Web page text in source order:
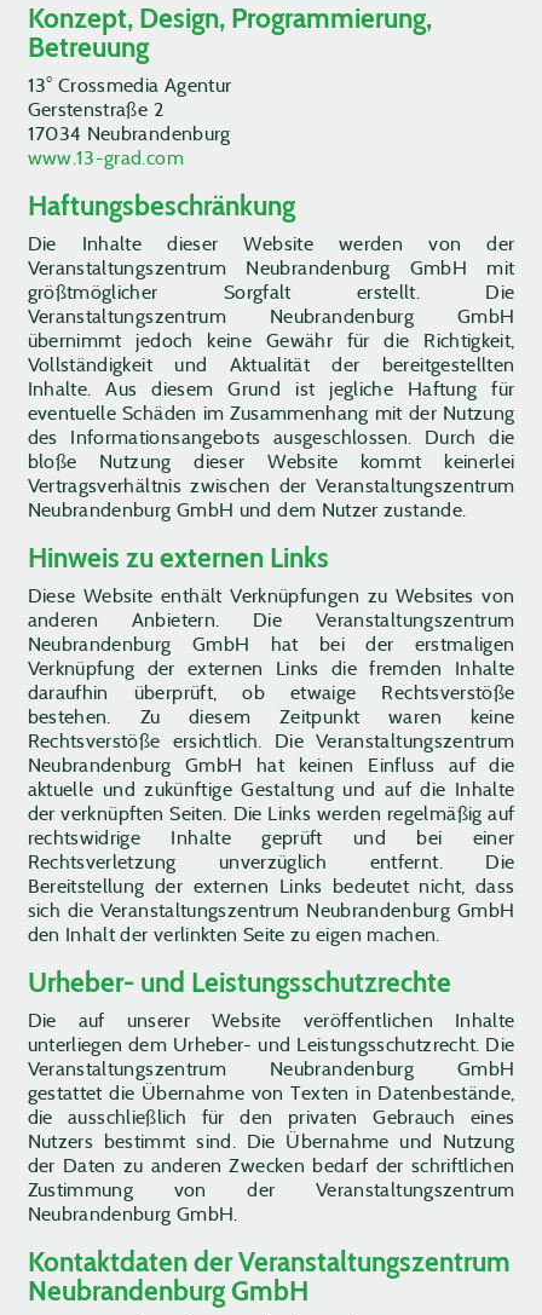
Konzept, Design, Programmierung,
Betreuung
13° Crossmedia Agentur
Gerstenstraße 2
17034 Neubrandenburg
www.13-grad.com
Haftungsbeschränkung
Die Inhalte dieser Website werden von der
Veranstaltungszentrum Neubrandenburg GmbH mit
größtmöglicher Sorgfalt erstellt. Die
Veranstaltungszentrum Neubrandenburg GmbH
übernimmt jedoch keine Gewähr für die Richtigkeit,
Vollständigkeit und Aktualität der bereitgestellten
Inhalte. Aus diesem Grund ist jegliche Haftung für
eventuelle Schäden im Zusammenhang mit der Nutzung
des Informationsangebots ausgeschlossen. Durch die
bloße Nutzung dieser Website kommt keinerlei
Vertragsverhältnis zwischen der Veranstaltungszentrum
Neubrandenburg GmbH und dem Nutzer zustande.
Hinweis zu externen Links
Diese Website enthält Verknüpfungen zu Websites von
anderen Anbietern. Die Veranstaltungszentrum
Neubrandenburg GmbH hat bei der erstmaligen
Verknüpfung der externen Links die fremden Inhalte
daraufhin überprüft, ob etwaige Rechtsverstöße
bestehen. Zu diesem Zeitpunkt waren keine
Rechtsverstöße ersichtlich. Die Veranstaltungszentrum
Neubrandenburg GmbH hat keinen Einfluss auf die
aktuelle und zukünftige Gestaltung und auf die Inhalte
der verknüpften Seiten. Die Links werden regelmäßig auf
rechtswidrige Inhalte geprüft und bei einer
Rechtsverletzung unverzüglich entfernt. Die
Bereitstellung der externen Links bedeutet nicht, dass
sich die Veranstaltungszentrum Neubrandenburg GmbH
den Inhalt der verlinkten Seite zu eigen machen.
Urheber- und Leistungsschutzrechte
Die auf unserer Website veröffentlichen Inhalte
unterliegen dem Urheber- und Leistungsschutzrecht. Die
Veranstaltungszentrum Neubrandenburg GmbH
gestattet die Übernahme von Texten in Datenbestände,
die ausschließlich für den privaten Gebrauch eines
Nutzers bestimmt sind. Die Übernahme und Nutzung
der Daten zu anderen Zwecken bedarf der schriftlichen
Zustimmung von der Veranstaltungszentrum
Neubrandenburg GmbH.
Kontaktdaten der Veranstaltungszentrum
Neubrandenburg GmbH